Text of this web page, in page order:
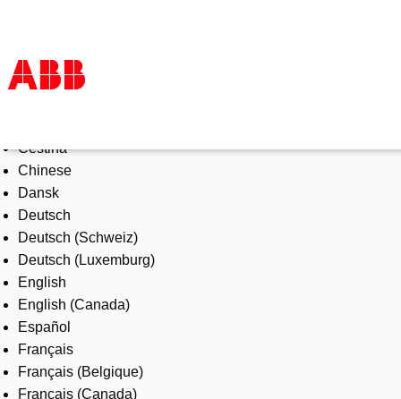
Products & Solutions
Industries
Services
About us
Where to buy
Contact us
Careers
Čeština
Chinese
Dansk
Deutsch
Deutsch (Schweiz)
Deutsch (Luxemburg)
English
English (Canada)
Español
Français
Français (Belgique)
Français (Canada)